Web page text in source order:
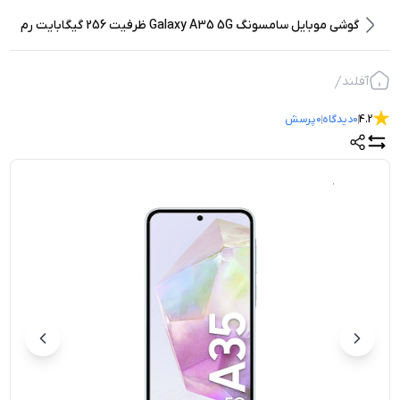
گوشی موبايل سامسونگ Galaxy A35 5G ظرفیت 256 گیگابایت رم
آفلند
4.2
0دیدگاه0پرسش